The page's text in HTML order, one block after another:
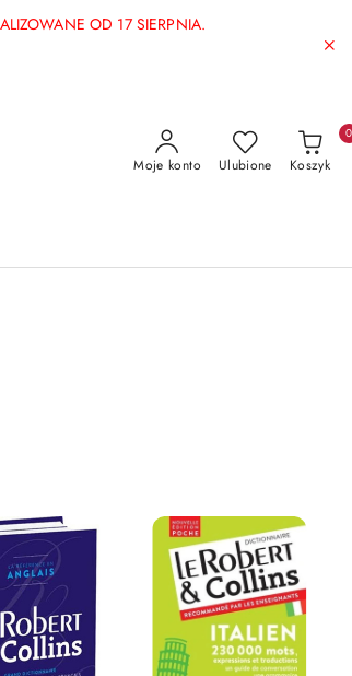
OD 17 SIERPNIA.
Moje konto Ulubione Koszyk
0